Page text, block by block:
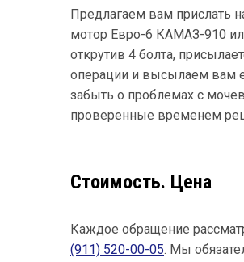
Предлагаем вам прислать
мотор Евро-6 КАМАЗ-910
открутив 4 болта,
операции и высылаем вам
забыть о проблемах с
проверенные временем
Стоимость. Цена
Каждое обращение
(911) 520-00-05. Мы